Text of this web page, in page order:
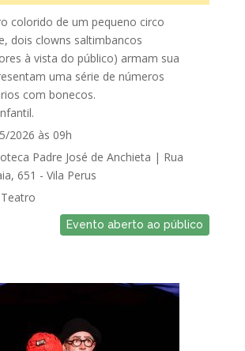
colorido de um pequeno circo
dois clowns saltimbancos
à vista do público) armam sua
uma série de números
com bonecos.
2026 às 09h
Padre José de Anchieta | Rua
651 - Vila Perus
Teatro
Evento aberto ao público